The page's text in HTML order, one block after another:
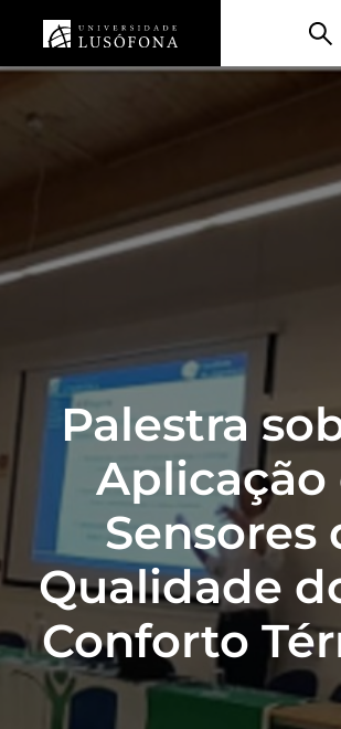
Palestra
Aplicação
Sensores
Qualidade
Conforto